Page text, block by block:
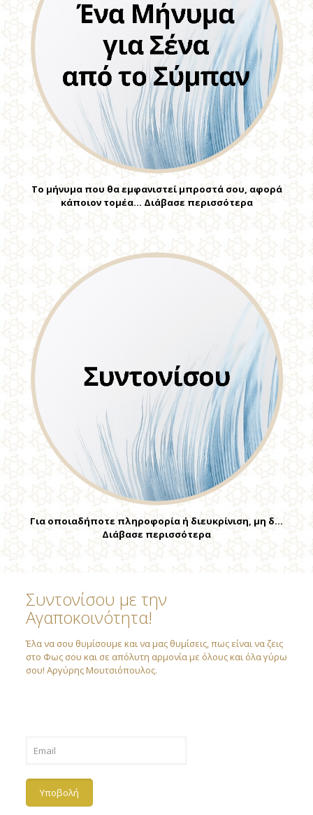
Το μήνυμα που θα εμφανιστεί μπροστά σου, αφορά
κάποιον τομέα… Διάβασε περισσότερα
Για οποιαδήποτε πληροφορία ή διευκρίνιση, μη δ…
Διάβασε περισσότερα
Συντονίσου με την
Αγαποκοινότητα!
Έλα να σου θυμίσουμε και να μας θυμίσεις, πως είναι να ζεις
στο Φως σου και σε απόλυτη αρμονία με όλους και όλα γύρω
σου! Αργύρης Μουτσιόπουλος.